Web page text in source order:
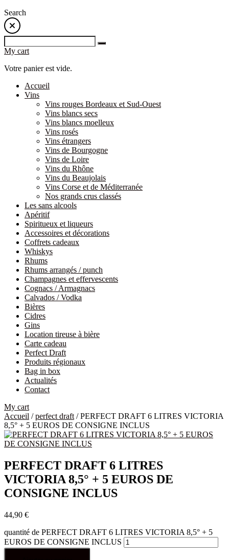
Search
My cart
Votre panier est vide.
Accueil
Vins
Vins rouges Bordeaux et Sud-Ouest
Vins blancs secs
Vins blancs moelleux
Vins rosés
Vins étrangers
Vins de Bourgogne
Vins de Loire
Vins du Rhône
Vins du Beaujolais
Vins Corse et de Méditerranée
Nos grands crus classés
Les sans alcools
Apéritif
Spiritueux et liqueurs
Accessoires et décorations
Coffrets cadeaux
Whiskys
Rhums
Rhums arrangés / punch
Champagnes et effervescents
Cognacs / Armagnacs
Calvados / Vodka
Bières
Cidres
Gins
Location tireuse à bière
Carte cadeau
Perfect Draft
Produits régionaux
Bag in box
Actualités
Contact
My cart
Accueil /perfect draft / PERFECT DRAFT 6 LITRES VICTORIA
8,5° + 5 EUROS DE CONSIGNE INCLUS
PERFECT DRAFT 6 LITRES
VICTORIA 8,5° + 5 EUROS DE
CONSIGNE INCLUS
44,90 €
quantité de PERFECT DRAFT 6 LITRES VICTORIA 8,5° + 5
EUROS DE CONSIGNE INCLUS